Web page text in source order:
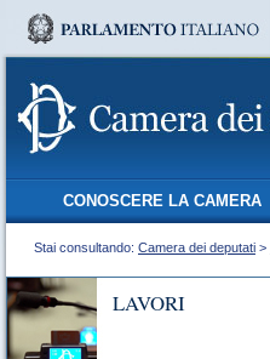
CONOSCERE LA CAMERA
Stai consultando: Camera dei deputati >
LAVORI